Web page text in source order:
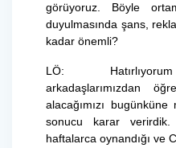
görüyoruz. Böyle
duyulmasında şans,
kadar önemli?
LÖ: Hatırlıyorum
arkadaşlarımızdan
alacağımızı
sonucu karar
haftalarca oynandığı ve